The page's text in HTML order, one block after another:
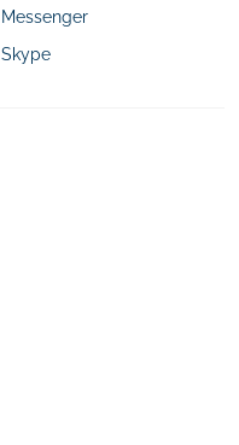
Messenger
Skype